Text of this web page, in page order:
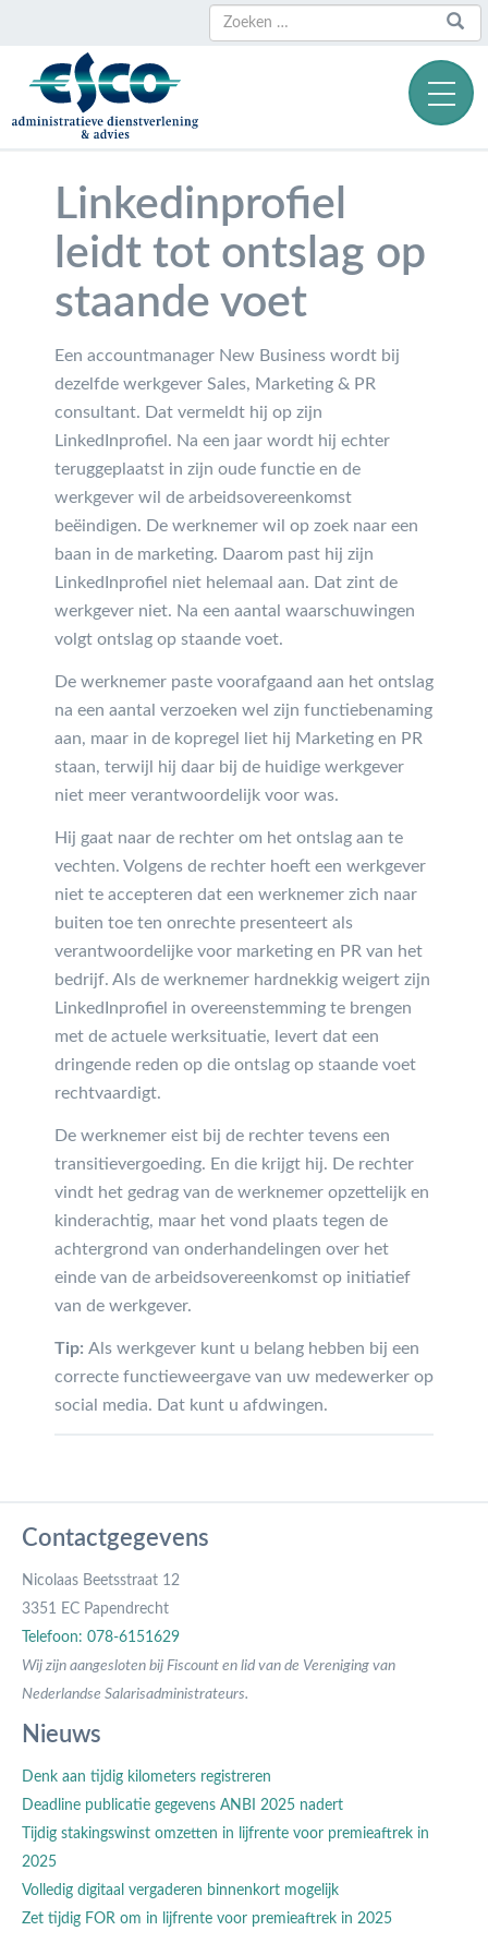
Zoeken
Zoeken
naar:
Linkedinprofiel
leidt tot ontslag op
staande voet
Een accountmanager New Business wordt bij
dezelfde werkgever Sales, Marketing & PR
consultant. Dat vermeldt hij op zijn
LinkedInprofiel. Na een jaar wordt hij echter
teruggeplaatst in zijn oude functie en de
werkgever wil de arbeidsovereenkomst
beëindigen. De werknemer wil op zoek naar een
baan in de marketing. Daarom past hij zijn
LinkedInprofiel niet helemaal aan. Dat zint de
werkgever niet. Na een aantal waarschuwingen
volgt ontslag op staande voet.
De werknemer paste voorafgaand aan het ontslag
na een aantal verzoeken wel zijn functiebenaming
aan, maar in de kopregel liet hij Marketing en PR
staan, terwijl hij daar bij de huidige werkgever
niet meer verantwoordelijk voor was.
Hij gaat naar de rechter om het ontslag aan te
vechten. Volgens de rechter hoeft een werkgever
niet te accepteren dat een werknemer zich naar
buiten toe ten onrechte presenteert als
verantwoordelijke voor marketing en PR van het
bedrijf. Als de werknemer hardnekkig weigert zijn
LinkedInprofiel in overeenstemming te brengen
met de actuele werksituatie, levert dat een
dringende reden op die ontslag op staande voet
rechtvaardigt.
De werknemer eist bij de rechter tevens een
transitievergoeding. En die krijgt hij. De rechter
vindt het gedrag van de werknemer opzettelijk en
kinderachtig, maar het vond plaats tegen de
achtergrond van onderhandelingen over het
einde van de arbeidsovereenkomst op initiatief
van de werkgever.
Tip: Als werkgever kunt u belang hebben bij een
correcte functieweergave van uw medewerker op
social media. Dat kunt u afdwingen.
Contactgegevens
Nicolaas Beetsstraat 12
3351 EC Papendrecht
Telefoon: 078-6151629
Wij zijn aangesloten bij Fiscount en lid van de Vereniging van
Nederlandse Salarisadministrateurs.
Nieuws
Denk aan tijdig kilometers registreren
Deadline publicatie gegevens ANBI 2025 nadert
Tijdig stakingswinst omzetten in lijfrente voor premieaftrek in
2025
Volledig digitaal vergaderen binnenkort mogelijk
Zet tijdig FOR om in lijfrente voor premieaftrek in 2025